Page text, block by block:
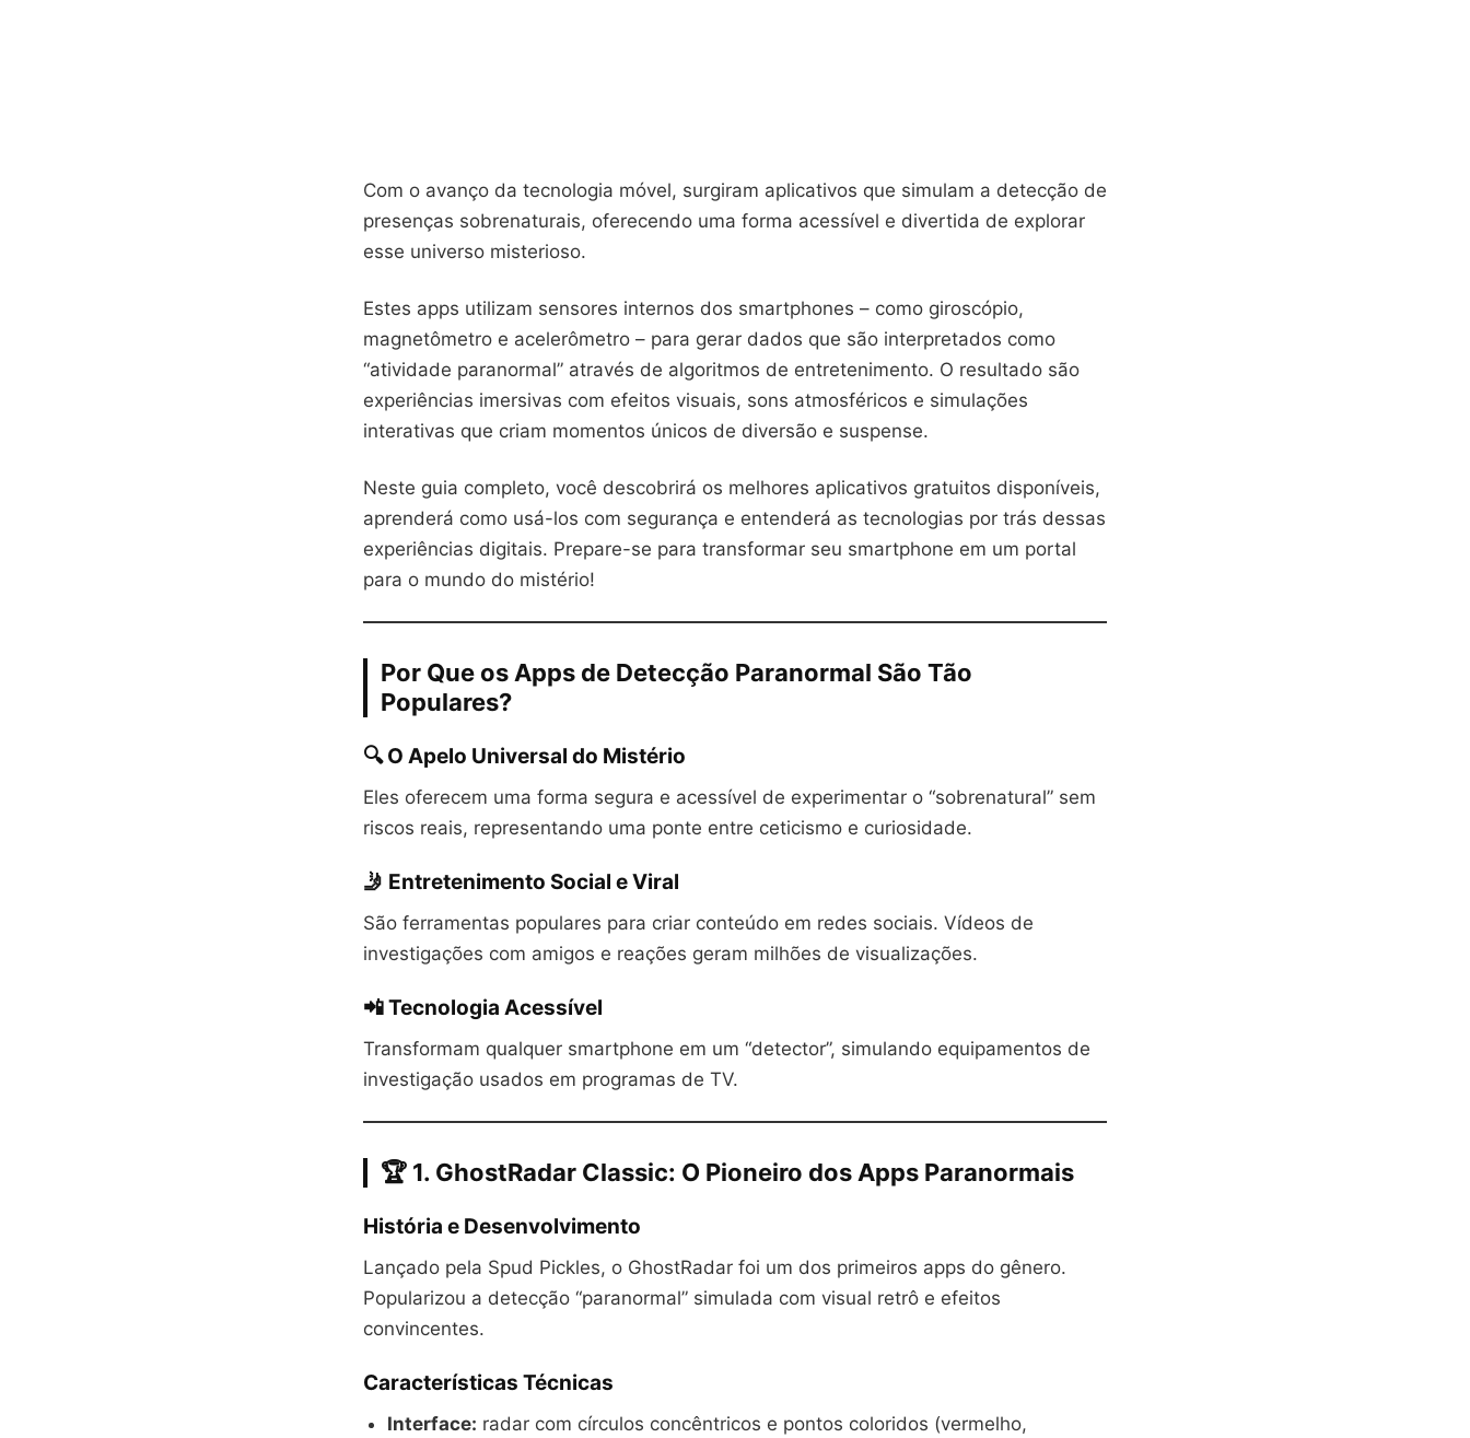
Com o avanço da tecnologia móvel, surgiram aplicativos que simulam a detecção de
presenças sobrenaturais, oferecendo uma forma acessível e divertida de explorar
esse universo misterioso.
Estes apps utilizam sensores internos dos smartphones – como giroscópio,
magnetômetro e acelerômetro – para gerar dados que são interpretados como
“atividade paranormal” através de algoritmos de entretenimento. O resultado são
experiências imersivas com efeitos visuais, sons atmosféricos e simulações
interativas que criam momentos únicos de diversão e suspense.
Neste guia completo, você descobrirá os melhores aplicativos gratuitos disponíveis,
aprenderá como usá-los com segurança e entenderá as tecnologias por trás dessas
experiências digitais. Prepare-se para transformar seu smartphone em um portal
para o mundo do mistério!
Por Que os Apps de Detecção Paranormal São Tão
Populares?
🔍 O Apelo Universal do Mistério
Eles oferecem uma forma segura e acessível de experimentar o “sobrenatural” sem
riscos reais, representando uma ponte entre ceticismo e curiosidade.
🤳 Entretenimento Social e Viral
São ferramentas populares para criar conteúdo em redes sociais. Vídeos de
investigações com amigos e reações geram milhões de visualizações.
📲 Tecnologia Acessível
Transformam qualquer smartphone em um “detector”, simulando equipamentos de
investigação usados em programas de TV.
🏆 1. GhostRadar Classic: O Pioneiro dos Apps Paranormais
História e Desenvolvimento
Lançado pela Spud Pickles, o GhostRadar foi um dos primeiros apps do gênero.
Popularizou a detecção “paranormal” simulada com visual retrô e efeitos
convincentes.
Características Técnicas
Interface: radar com círculos concêntricos e pontos coloridos (vermelho,